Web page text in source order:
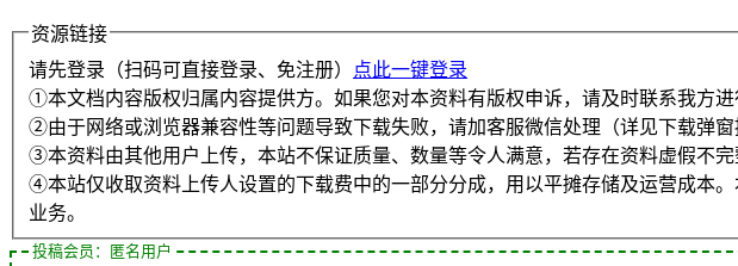
资源链接
请先登录（扫码可直接登录、免注册）
点此一键登录
①本文档内容版权归属内容提供方。如果您对本资料有版权申诉，请及时联系我方进
②由于网络或浏览器兼容性等问题导致下载失败，请加客服微信处理（详见下载弹窗
③本资料由其他用户上传，本站不保证质量、数量等令人满意，若存在资料虚假不完
④本站仅收取资料上传人设置的下载费中的一部分分成，用以平摊存储及运营成本
业务。
投稿会员：匿名用户